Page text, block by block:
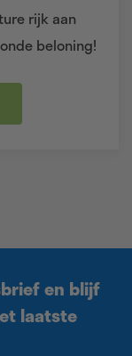
rijk aan
beloning!
en blijf
laatste